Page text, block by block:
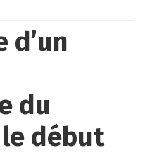
d’un
du
début